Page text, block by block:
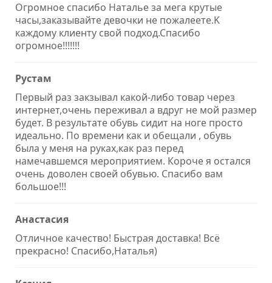
Огромное спасибо Наталье за мега крутые
часы,заказывайте девочки не пожалеете.K
каждому клиенту свой подход.Спасибо
огромное!!!!!!!
Рустам
Первый раз закзывал какой-либо товар через
интернет,очень переживал а вдруг не мой размер
будет. В результате обувь сидит на ноге просто
идеально. По времени как и обещали , обувь
была у меня на руках,как раз перед
намечавшемся мероприятием. Короче я остался
очень доволен своей обувью. Спасибо вам
большое!!!
Анастасия
Отличное качество! Быстрая доставка! Всё
прекрасно! Спасибо,Наталья)